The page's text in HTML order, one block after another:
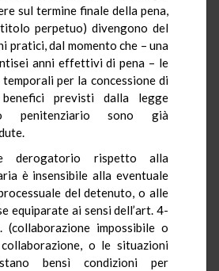
sul termine finale della pena,
perpetuo) divengono del
dal momento che – una
anni effettivi di pena – le
per la concessione di
previsti dalla legge
penitenziario sono già
derogatorio rispetto alla
è insensibile alla eventuale
del detenuto, o alle
equiparate ai sensi dell’art. 4-
(collaborazione impossibile o
o le situazioni
bensì condizioni per